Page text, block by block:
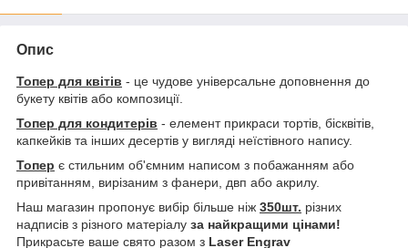
Опис
Топер для квітів - це чудове універсальне доповнення до
букету квітів або композиції.
Топер для кондитерів - елемент прикраси тортів, бісквітів,
капкейків та інших десертів у вигляді неїстівного напису.
Топер є стильним об'ємним написом з побажанням або
привітанням, вирізаним з фанери, двп або акрилу.
Наш магазин пропонує вибір більше ніж 350шт. різних
надписів з різного матеріалу за найкращими цінами!
Прикрасьте ваше свято разом з Laser Engrav